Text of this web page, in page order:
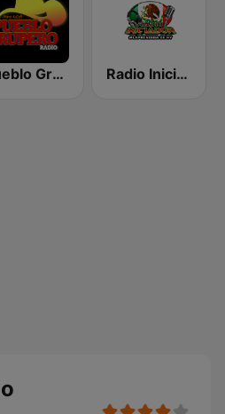
Pueblo Grupero Radio Radio Iniciador